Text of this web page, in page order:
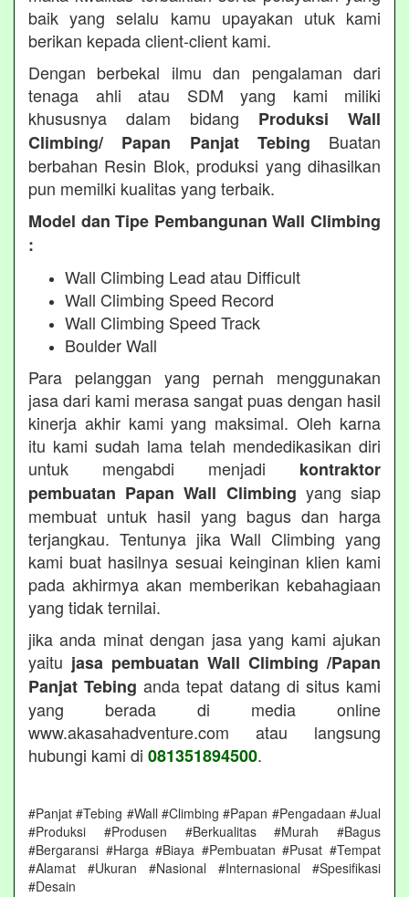
baik yang selalu kamu upayakan utuk kami
berikan kepada client-client kami.
Dengan berbekal ilmu dan pengalaman dari
tenaga ahli atau SDM yang kami miliki
khususnya dalam bidang Produksi Wall
Climbing/ Papan Panjat Tebing Buatan
berbahan Resin Blok, produksi yang dihasilkan
pun memilki kualitas yang terbaik.
Model dan Tipe Pembangunan Wall Climbing
:
Wall Climbing Lead atau Difficult
Wall Climbing Speed Record
Wall Climbing Speed Track
Boulder Wall
Para pelanggan yang pernah menggunakan
jasa dari kami merasa sangat puas dengan hasil
kinerja akhir kami yang maksimal. Oleh karna
itu kami sudah lama telah mendedikasikan diri
untuk mengabdi menjadi kontraktor
pembuatan Papan Wall Climbing yang siap
membuat untuk hasil yang bagus dan harga
terjangkau. Tentunya jika Wall Climbing yang
kami buat hasilnya sesuai keinginan klien kami
pada akhirmya akan memberikan kebahagiaan
yang tidak ternilai.
jika anda minat dengan jasa yang kami ajukan
yaitu jasa pembuatan Wall Climbing /Papan
Panjat Tebing anda tepat datang di situs kami
yang berada di media online
www.akasahadventure.com atau langsung
hubungi kami di 081351894500.
#Panjat #Tebing #Wall #Climbing #Papan #Pengadaan #Jual
#Produksi #Produsen #Berkualitas #Murah #Bagus
#Bergaransi #Harga #Biaya #Pembuatan #Pusat #Tempat
#Alamat #Ukuran #Nasional #Internasional #Spesifikasi
#Desain